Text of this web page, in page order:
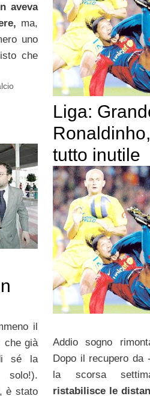
aveva
ma,
uno
che
Liga:
tutto inutile
Addio sogno
Dopo il recupero da
la scorsa
ristabilisce le
il
che già
sé la
è stato